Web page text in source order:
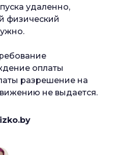
удаленно,
физический
оплаты
разрешение на
не выдается.